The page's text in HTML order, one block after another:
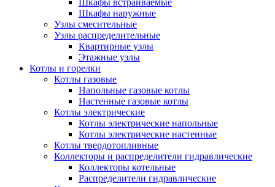
Шкафы встраиваемые
Шкафы наружные
Узлы смесительные
Узлы распределительные
Квартирные узлы
Этажные узлы
Котлы и горелки
Котлы газовые
Напольные газовые котлы
Настенные газовые котлы
Котлы электрические
Котлы электрические напольные
Котлы электрические настенные
Котлы твердотопливные
Коллекторы и распределители гидравлические
Коллекторы котельные
Распределители гидравлические